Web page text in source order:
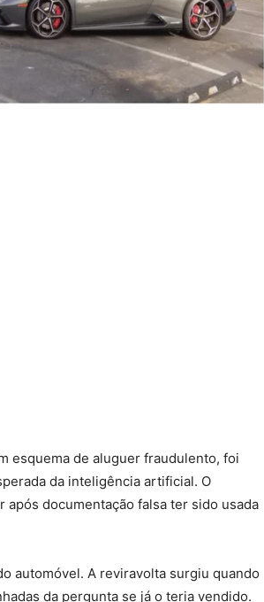
esquema de aluguer fraudulento, foi
da inteligência artificial. O
documentação falsa ter sido usada
automóvel. A reviravolta surgiu quando
da pergunta se já o teria vendido.